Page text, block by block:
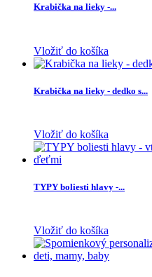
Krabička na lieky -...
Vložiť do košíka
Krabička na lieky - dedko s...
Vložiť do košíka
TYPY boliesti hlavy -...
Vložiť do košíka